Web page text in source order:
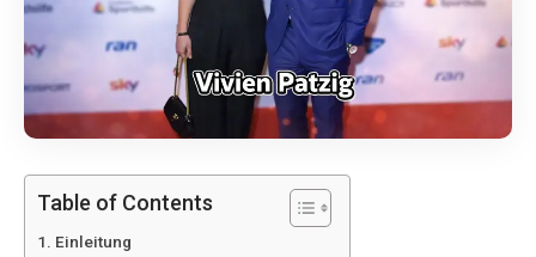
Table of Contents
Einleitung